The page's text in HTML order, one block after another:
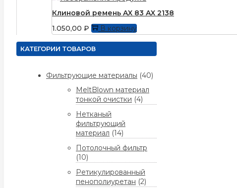
Клиновой ремень AX 83 AX 2138
1.050,00 ₽ В корзину
КАТЕГОРИИ ТОВАРОВ
Фильтрующие материалы (40)
MeltBlown материал
тонкой очистки (4)
Нетканый
фильтрующий
материал (14)
Потолочный фильтр
(10)
Ретикулированный
пенополиуретан (2)